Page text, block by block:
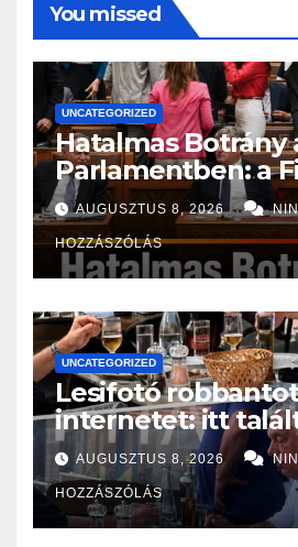
You missed
UNCATEGORIZED
Hatalmas Botrány
Parlamentben: a
ismét kitett
AUGUSZTUS 8, 2026
HOZZÁSZÓLÁS
UNCATEGORIZED
Lesifotó
internetet: itt
eltűnt Orbán
AUGUSZTUS 8, 2026
HOZZÁSZÓLÁS